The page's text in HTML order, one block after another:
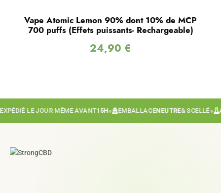
Vape Atomic Lemon 90% dont 10% de MCP
700 puffs (Effets puissants- Rechargeable)
24,90 €
LE JOUR MÊME AVANT15H● EMBALLAGENEUTRE& SCELLÉ●